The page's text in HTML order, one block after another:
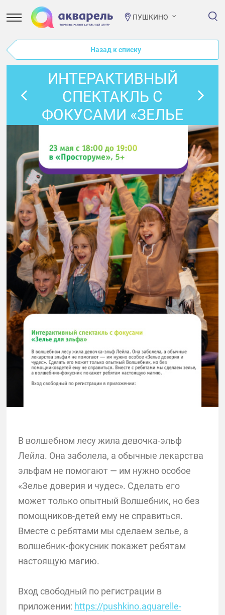
ПУШКИНО
Назад к списку
ИНТЕРАКТИВНЫЙ
СПЕКТАКЛЬ С
ФОКУСАМИ «ЗЕЛЬЕ
В волшебном лесу жила девочка-эльф
Лейла. Она заболела, а обычные лекарства
эльфам не помогают — им нужно особое
«Зелье доверия и чудес». Сделать его
может только опытный Волшебник, но без
помощников-детей ему не справиться.
Вместе с ребятами мы сделаем зелье, а
волшебник-фокусник покажет ребятам
настоящую магию.
Вход свободный по регистрации в
приложении: https://pushkino.aquarelle-